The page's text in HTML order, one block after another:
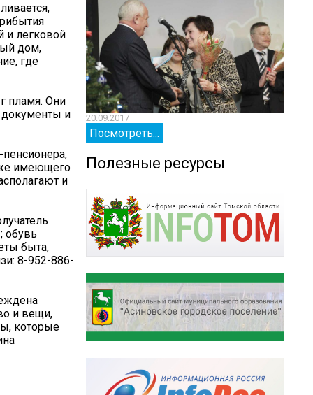
и легковой
дом,
где
пламя. Они
документы и
имеющего
и
обувь
быта,
8-952-886-
и вещи,
которые
20.09.2017
Посмотреть...
Полезные ресурсы